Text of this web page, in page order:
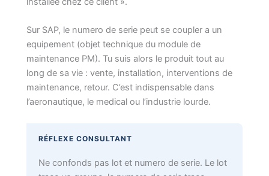
Sur SAP, le numero de serie peut se coupler a un
equipement (objet technique du module de
maintenance PM). Tu suis alors le produit tout au
long de sa vie : vente, installation, interventions de
maintenance, retour. C’est indispensable dans
l’aeronautique, le medical ou l’industrie lourde.
RÉFLEXE CONSULTANT
Ne confonds pas lot et numero de serie. Le lot